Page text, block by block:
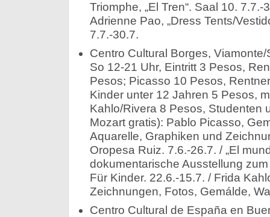
Triomphe, „El Tren“. Saal 10.
Adrienne Pao, „Dress Tents/
7.7.-30.7.
Centro Cultural Borges,
So 12-21 Uhr, Eintritt 3 Pesos,
Pesos; Picasso 10 Pesos,
Kinder unter 12 Jahren 5 Pesos,
Kahlo/Rivera 8 Pesos, Studenten
Mozart gratis): Pablo Picasso,
Aquarelle, Graphiken und
Oropesa Ruiz. 7.6.-26.7. / „El
dokumentarische Ausstellung
Für Kinder. 22.6.-15.7. / Frida
Zeichnungen, Fotos, Gemálde,
Centro Cultural de España en